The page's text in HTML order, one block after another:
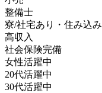
整備士
寮/社宅あり・住み込み
高収入
社会保険完備
女性活躍中
20代活躍中
30代活躍中